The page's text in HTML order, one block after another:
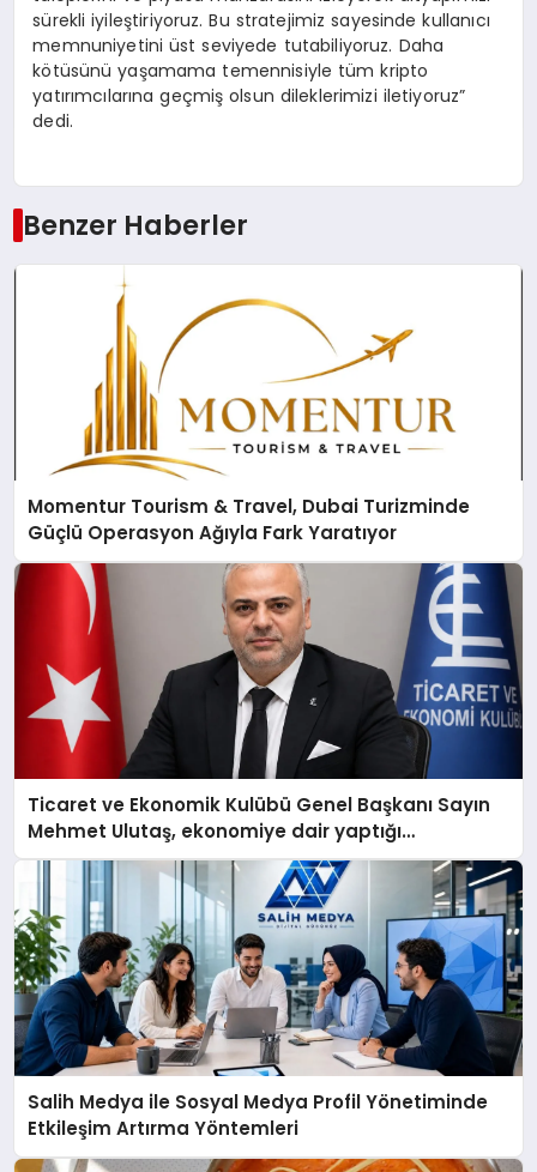
sürekli iyileştiriyoruz. Bu stratejimiz sayesinde kullanıcı
memnuniyetini üst seviyede tutabiliyoruz. Daha
kötüsünü yaşamama temennisiyle tüm kripto
yatırımcılarına geçmiş olsun dileklerimizi iletiyoruz”
dedi.
Benzer Haberler
Momentur Tourism & Travel, Dubai Turizminde
Güçlü Operasyon Ağıyla Fark Yaratıyor
Ticaret ve Ekonomik Kulübü Genel Başkanı Sayın
Mehmet Ulutaş, ekonomiye dair yaptığı
açıklamada şunları kaydetti:
Salih Medya ile Sosyal Medya Profil Yönetiminde
Etkileşim Artırma Yöntemleri